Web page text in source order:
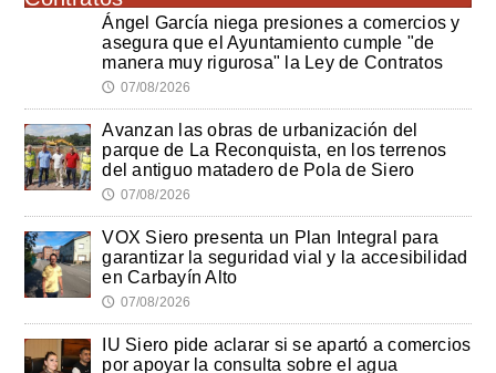
Ángel García niega presiones a comercios y
asegura que el Ayuntamiento cumple "de
manera muy rigurosa" la Ley de Contratos
🕔 07/08/2026
Avanzan las obras de urbanización del
parque de La Reconquista, en los terrenos
del antiguo matadero de Pola de Siero
🕔 07/08/2026
VOX Siero presenta un Plan Integral para
garantizar la seguridad vial y la accesibilidad
en Carbayín Alto
🕔 07/08/2026
IU Siero pide aclarar si se apartó a comercios
por apoyar la consulta sobre el agua